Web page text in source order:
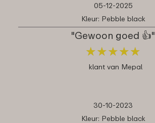
05-12-2025
Kleur: Pebble black
"Gewoon goed 👍"
★★★★★
★★★★★
klant van Mepal
30-10-2023
Kleur: Pebble black